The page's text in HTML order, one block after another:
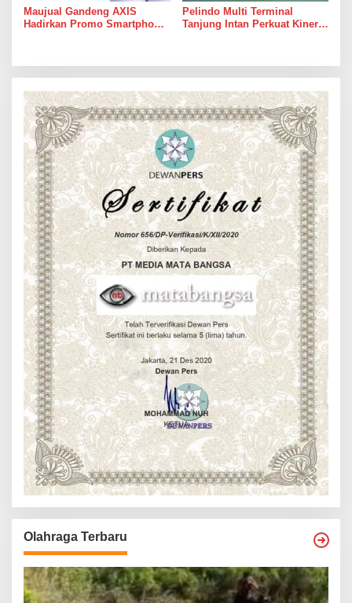
Maujual Gandeng AXIS
Hadirkan Promo Smartphone
Pelindo Multi Terminal
Tanjung Intan Perkuat Kinerja
Olahraga Terbaru